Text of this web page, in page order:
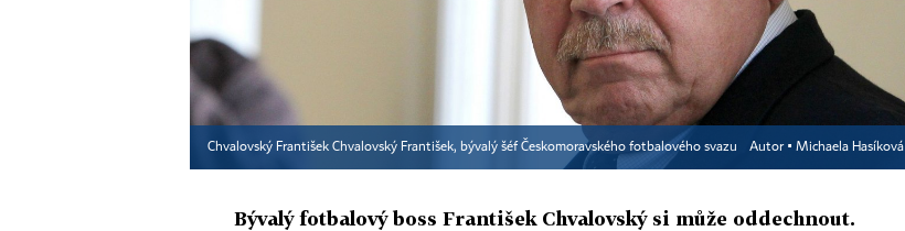
Chvalovský František Chvalovský František, bývalý šéf Českomoravského fotbalového svazu Autor ▪ Michaela Hasíková
Bývalý fotbalový boss František Chvalovský si může oddechnout.